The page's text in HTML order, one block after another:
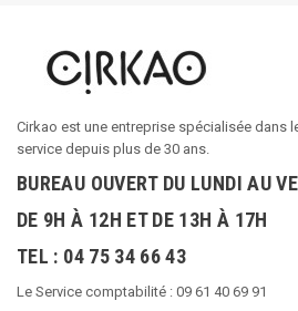
Cirkao est une entreprise spécialisée dans
service depuis plus de 30 ans.
BUREAU OUVERT DU LUNDI AU
DE 9H À 12H ET DE 13H À 17H
TEL : 04 75 34 66 43
Le Service comptabilité : 09 61 40 69 91